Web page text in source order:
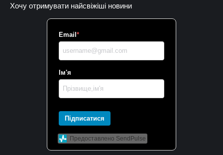
Хочу отримувати найсвіжіші новини
Email *
Ім'я
Підписатися
Предоставлено SendPulse